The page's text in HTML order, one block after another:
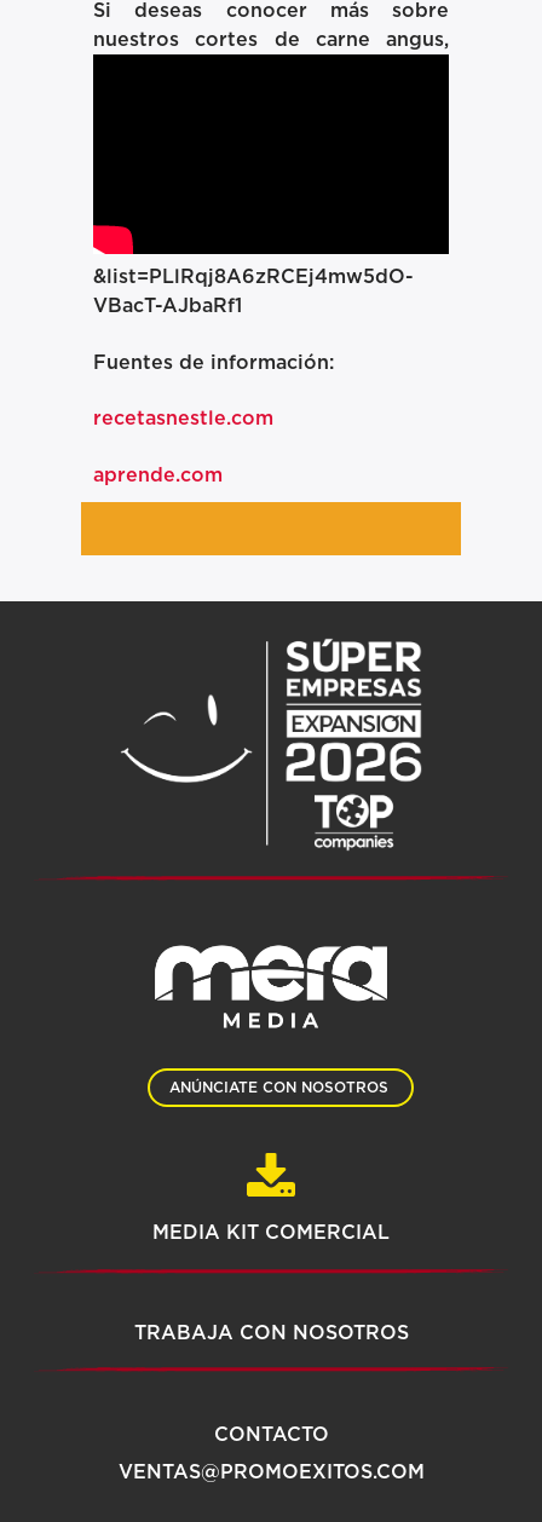
Si deseas conocer más sobre
nuestros cortes de carne angus,
&list=PLlRqj8A6zRCEj4mw5dO-
VBacT-AJbaRf1
Fuentes de información:
recetasnestle.com
aprende.com
ANÚNCIATE CON NOSOTROS
MEDIA KIT COMERCIAL
TRABAJA CON NOSOTROS
CONTACTO
VENTAS@PROMOEXITOS.COM